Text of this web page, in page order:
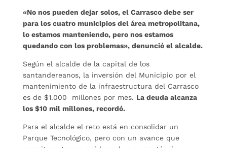
«No nos pueden dejar solos, el Carrasco debe ser
para los cuatro municipios del área metropolitana,
lo estamos manteniendo, pero nos estamos
quedando con los problemas», denunció el alcalde.
Según el alcalde de la capital de los
santandereanos, la inversión del Municipio por el
mantenimiento de la infraestructura del Carrasco
es de $1.000 millones por mes. La deuda alcanza
los $10 mil millones, recordó.
Para el alcalde el reto está en consolidar un
Parque Tecnológico, pero con un avance que